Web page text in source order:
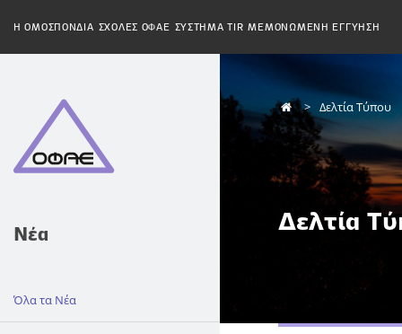
H ΟΜΟΣΠΟΝΔΙΑ ΣΧΟΛΕΣ ΟΦΑΕ ΣΥΣΤΗΜΑ TIR ΜΕΜΟΝΩΜΕΝΗ ΕΓΓΥΗΣΗ
Νέα
Όλα τα Νέα
Δελτία Τύπου
Δελτία